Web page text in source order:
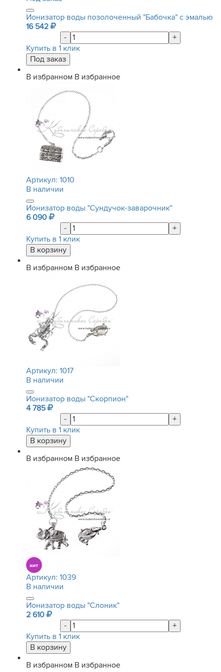
Ионизатор воды позолоченный "Бабочка" с эмалью
16 542
-
+
Купить в 1 клик
В избранном В избранное
Артикул: 1010
В наличии
Ионизатор воды "Сундучок-заварочник"
6 090
-
+
Купить в 1 клик
В избранном В избранное
Артикул: 1017
В наличии
Ионизатор воды "Скорпион"
4 785
-
+
Купить в 1 клик
В избранном В избранное
Артикул: 1039
В наличии
Ионизатор воды "Слоник"
2 610
-
+
Купить в 1 клик
В избранном В избранное